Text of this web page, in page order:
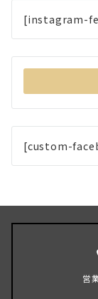
[instagram-
[custom-
営